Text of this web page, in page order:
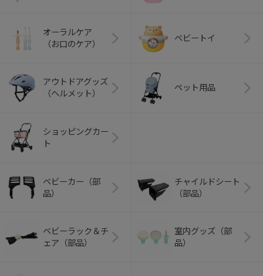
オーラルケア
（お口のケア）
ベビートイ
アウトドアグッズ
（ヘルメット）
ペット用品
ショッピングカー
ト
ベビーカー（部
品）
チャイルドシート
（部品）
ベビーラック＆チ
ェア（部品）
室内グッズ（部
品）